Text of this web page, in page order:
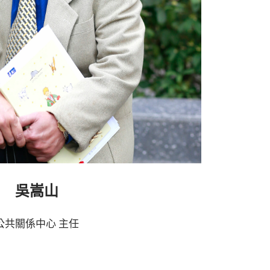
吳嵩山
共關係中心 主任